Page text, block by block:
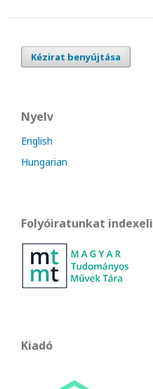
Kézirat benyújtása
Nyelv
English
Hungarian
Folyóiratunkat indexeli
Kiadó